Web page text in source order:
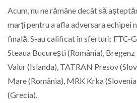
Acum, nu ne rămâne decât să
marți pentru a afla adversara echipei
finală. S-au calificat în sferturi: FTC-
Steaua București (România),
Valur (Islanda), TATRAN Presov
Mare (România), MRK Krka
(Grecia).